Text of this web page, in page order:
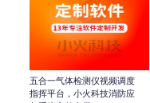
五合一气体检测仪视频调度
指挥平台，小火科技消防应